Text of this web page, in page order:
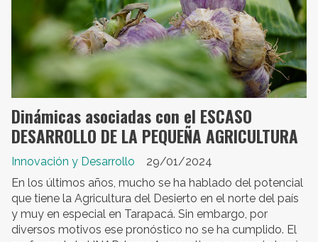
Dinámicas asociadas con el ESCASO
DESARROLLO DE LA PEQUEÑA AGRICULTURA
Innovación y Desarrollo
29/01/2024
En los últimos años, mucho se ha hablado del potencial
que tiene la Agricultura del Desierto en el norte del país
y muy en especial en Tarapacá. Sin embargo, por
diversos motivos ese pronóstico no se ha cumplido. El